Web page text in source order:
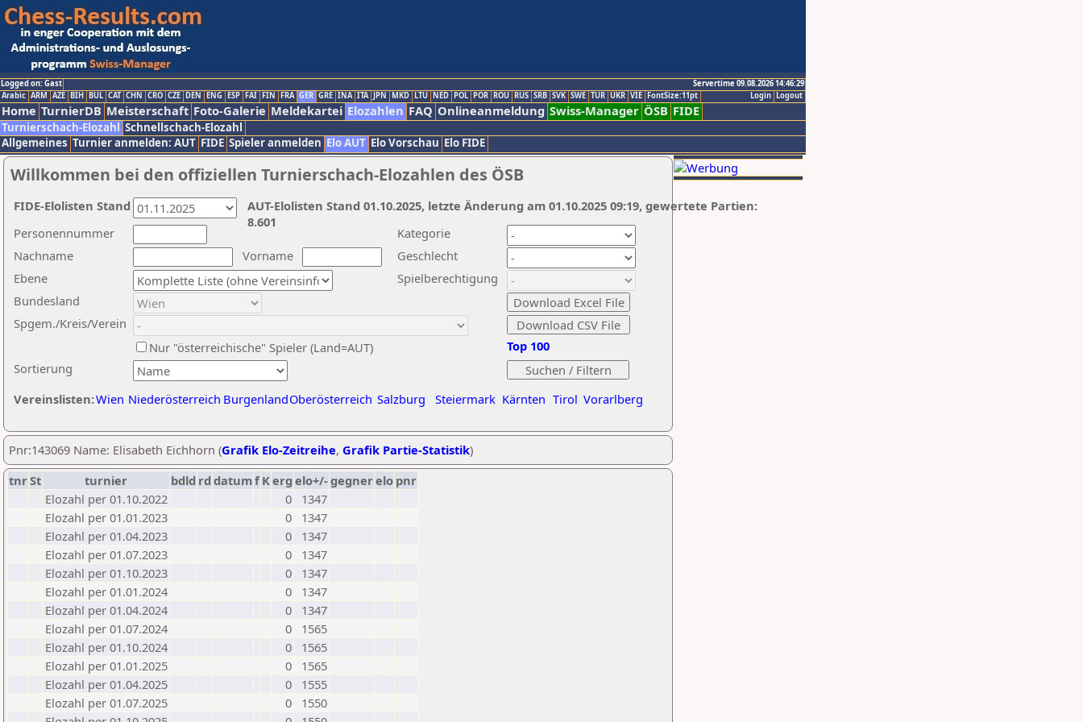
Logged on: Gast
Servertime 09.08.2026 14:46:29
Logout
Login
Arabic ARM AZE BIH BUL CAT CHN CRO CZE DEN ENG ESP FAI FIN FRA GER GRE INA ITA JPN MKD LTU NED POL POR ROU RUS SRB SVK SWE TUR UKR VIE FontSize:11pt
Home TurnierDB Meisterschaft Foto-Galerie Meldekartei Elozahlen FAQ Onlineanmeldung Swiss-Manager ÖSB FIDE
Turnierschach-Elozahl Schnellschach-Elozahl
Allgemeines Turnier anmelden: AUT FIDE Spieler anmelden Elo AUT Elo Vorschau Elo FIDE
Willkommen bei den offiziellen Turnierschach-Elozahlen des ÖSB
Nachname
Vorname
Ebene
Kategorie
Sortierung
Personennummer
Bundesland
Spgem./Kreis/Verein
Geschlecht
Nur "österreichische" Spieler (Land=AUT)
Spielberechtigung
Vereinslisten:Wien Niederösterreich BurgenlandOberösterreich Salzburg Steiermark Kärnten Tirol Vorarlberg
Top 100
AUT-Elolisten Stand 01.10.2025, letzte Änderung am 01.10.2025 09:19, gewertete Partien:
8.601
FIDE-Elolisten Stand
Pnr:143069 Name: Elisabeth Eichhorn (Grafik Elo-Zeitreihe, Grafik Partie-Statistik)
tnrSt turnier bdld rd datumf Kerg elo+/-gegnerelo pnr
Elozahl per 01.10.2022
0
1347
Elozahl per 01.01.2023
0
1347
Elozahl per 01.04.2023
0
1347
Elozahl per 01.07.2023
0
1347
Elozahl per 01.10.2023
0
1347
Elozahl per 01.01.2024
0
1347
Elozahl per 01.04.2024
0
1347
Elozahl per 01.07.2024
0
1565
Elozahl per 01.10.2024
0
1565
Elozahl per 01.01.2025
0
1565
Elozahl per 01.04.2025
0
1555
Elozahl per 01.07.2025
0
1550